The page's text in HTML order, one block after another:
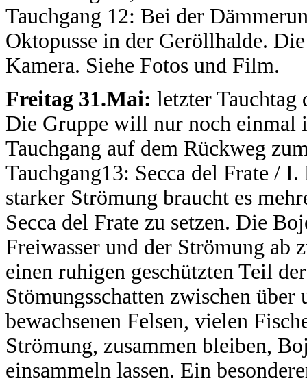
Tauchgang 12: Bei der
Oktopusse in der Geröllhalde.
Kamera. Siehe Fotos und Film.
Freitag 31.Mai: letzter Tauchtag
Die Gruppe will nur noch einmal
Tauchgang auf dem Rückweg
Tauchgang13: Secca del Frate /
starker Strömung braucht es
Secca del Frate zu setzen. Die
Freiwasser und der Strömung ab
einen ruhigen geschützten Teil
Stömungsschatten zwischen
bewachsenen Felsen, vielen
Strömung, zusammen bleiben,
einsammeln lassen. Ein